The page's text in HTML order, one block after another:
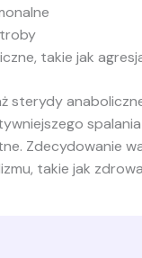
takie jak
sterydy
Zdecydowanie
takie jak